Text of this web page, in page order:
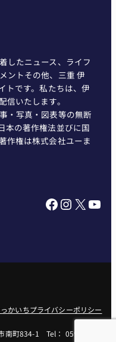
したニュース、ライフ
ントその他、三重 伊
トです。私たちは、伊
いたします。
・写真・図表等の無断
本の著作権法並びに国
作権は株式会社ユーま
Facebook InstagramX YouTube
かいちプライバシーポリシー
南町834-1 Tel： 0595-62-